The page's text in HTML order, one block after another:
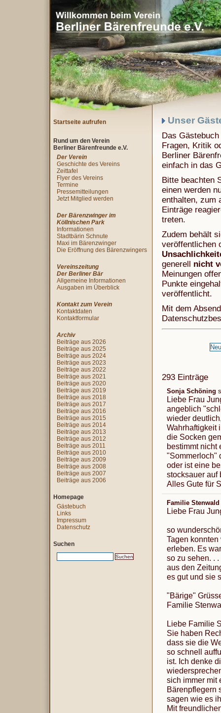
Unser
Das
Fragen, Kritik
Berliner
einfach in das
Bitte beachten
einen werden
enthalten, zum
Einträge
treten.
Zudem behält
veröffentlichen
generell nicht
Meinungen
Punkte
veröffentlicht.
Mit dem
293 Einträge
Sonja Schöning
Liebe Frau
angeblich
wieder
Wahrhaftigkeit
die Socken
bestimmt nicht
"Sommerloch"
oder ist eine
stocksauer auf
Alles Gute für
Familie Stenwald
Liebe Frau
so
Tagen
erleben. Es
so zu sehen. .
aus den
es gut und sie
"Bärige"
Familie
Liebe Familie
Sie haben
dass sie die
so schnell
ist. Ich denke
sich immer mit
Bärenpflegern
sagen wie es
Mit
Startseite aufrufen
Rund um den Verein
Berliner Bärenfreunde e.V.
Der Verein
Geschichte des Vereins
Zeittafel
Flyer des Vereins
Termine
Pressemitteilungen
Jetzt Mitglied werden
Der Bärenzwinger im
Köllnischen Park
Informationen
Stadtbärin Schnute
Maxi im Bärenzwinger
Die Eröffnung des Bärenzwingers
Vereinszeitung
Der Berliner Bär
Allgemeine Informationen
Ausgaben im Überblick
Kontakt zum Verein
Kontaktdaten
Kontaktformular
Archiv
Beiträge aus 2026
Beiträge aus 2025
Beiträge aus 2024
Beiträge aus 2023
Beiträge aus 2022
Beiträge aus 2021
Beiträge aus 2020
Beiträge aus 2019
Beiträge aus 2018
Beiträge aus 2017
Beiträge aus 2016
Beiträge aus 2015
Beiträge aus 2014
Beiträge aus 2013
Beiträge aus 2012
Beiträge aus 2011
Beiträge aus 2010
Beiträge aus 2009
Beiträge aus 2008
Beiträge aus 2007
Beiträge aus 2006
Homepage
Gästebuch
Links
Impressum
Datenschutz
Suchen